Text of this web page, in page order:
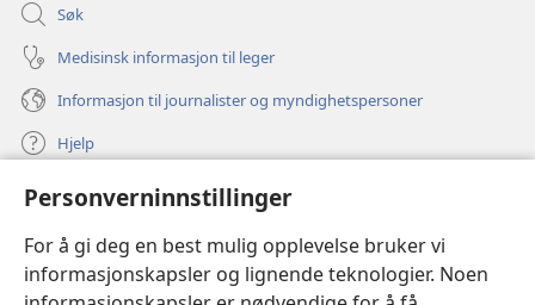
Personverninnstillinger
For å gi deg en best mulig opplevelse bruker vi
informasjonskapsler og lignende teknologier. Noen
Søk
Medisinsk informasjon til leger
Informasjon til journalister og myndighetspersoner
Hjelp
Bidrag
(åpner
nytt
vindu)Watchtower ONLINE LIBRARY™
(åpner